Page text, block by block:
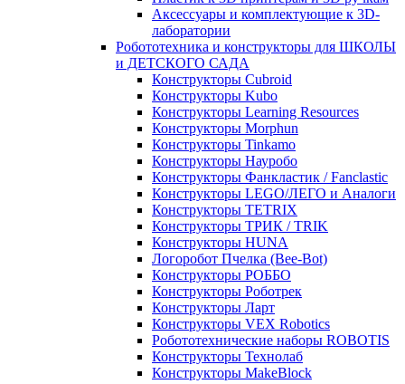
Аксессуары и комплектующие к 3D-
лаборатории
Робототехника и конструкторы для ШКОЛЫ
и ДЕТСКОГО САДА
Конструкторы Cubroid
Конструкторы Kubo
Конструкторы Learning Resources
Конструкторы Morphun
Конструкторы Tinkamo
Конструкторы Науробо
Конструкторы Фанкластик / Fanclastic
Конструкторы LEGO/ЛЕГО и Аналоги
Конструкторы TETRIX
Конструкторы ТРИК / TRIK
Конструкторы HUNA
Логоробот Пчелка (Bee-Bot)
Конструкторы РОББО
Конструкторы Роботрек
Конструкторы Ларт
Конструкторы VEX Robotics
Робототехнические наборы ROBOTIS
Конструкторы Технолаб
Конструкторы MakeBlock